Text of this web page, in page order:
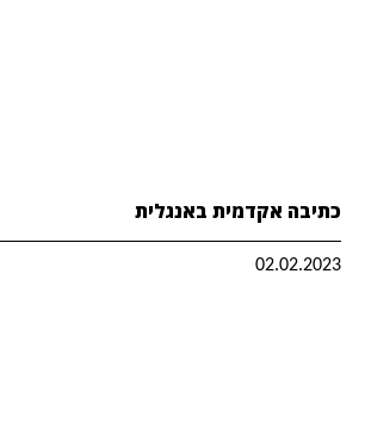
כתיבה אקדמית באנגלית
02.02.2023